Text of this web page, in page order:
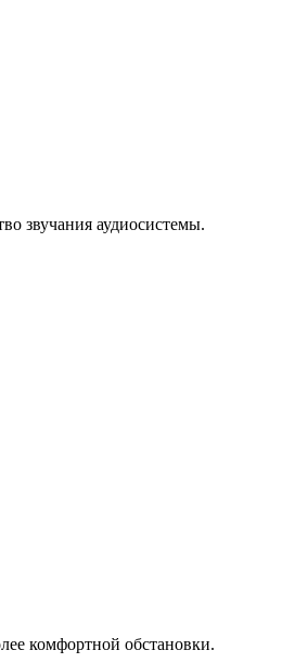
звучания аудиосистемы.
комфортной обстановки.